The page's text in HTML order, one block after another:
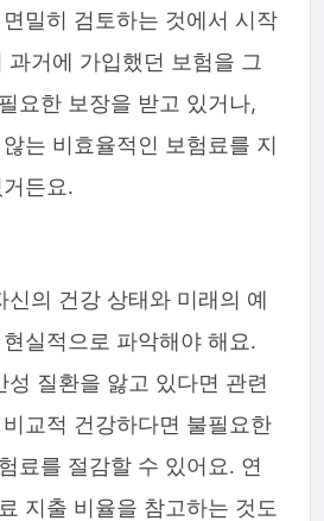
밀히 검토하는 것에서 시작
거에 가입했던 보험을 그
요한 보장을 받고 있거나,
는 비효율적인 보험료를 지
든요.
신의 건강 상태와 미래의 예
실적으로 파악해야 해요.
성 질환을 앓고 있다면 관련
교적 건강하다면 불필요한
료를 절감할 수 있어요. 연
지출 비율을 참고하는 것도